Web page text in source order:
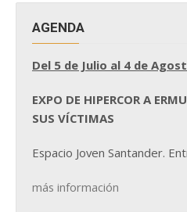
AGENDA
Del 5 de Julio al 4 de
EXPO DE HIPERCOR A
SUS VÍCTIMAS
Espacio Joven Santander.
más información